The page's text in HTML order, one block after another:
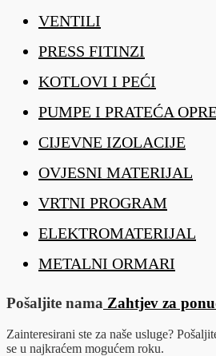
VENTILI
PRESS FITINZI
KOTLOVI I PEĆI
PUMPE I PRATEĆA
CIJEVNE IZOLACIJE
OVJESNI MATERIJAL
VRTNI PROGRAM
ELEKTROMATERIJAL
METALNI ORMARI
Pošaljite nama Zahtjev za
Zainteresirani ste za naše usluge?
se u najkraćem mogućem roku.